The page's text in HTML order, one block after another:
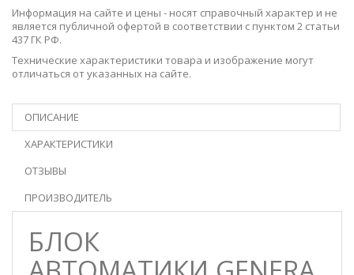
Информация на сайте и цены - носят справочный характер и не
является публичной офертой в соответствии с пунктом 2 статьи
437 ГК РФ.
Технические характеристики товара и изображение могут
отличаться от указанных на сайте.
ОПИСАНИЕ
ХАРАКТЕРИСТИКИ
ОТЗЫВЫ
ПРОИЗВОДИТЕЛЬ
БЛОК